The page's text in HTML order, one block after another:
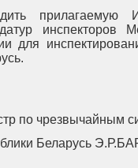
прилагаемую
инспекторов
для
по чрезвычайным
Беларусь